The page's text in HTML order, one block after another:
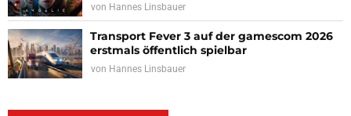
von Hannes Linsbauer
Transport Fever 3 auf der gamescom 2026
erstmals öffentlich spielbar
von Hannes Linsbauer